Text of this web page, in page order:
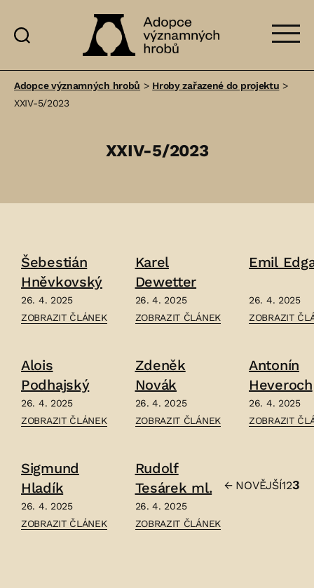
významných
Adopce významných hrobů > Hroby zařazené do projektu >
XXIV-5/2023
XXIV-5/2023
Šebestián
Hněvkovský
26. 4. 2025
ČLÁNEK:
–
ZOBRAZIT ČLÁNEK
Karel
Dewetter
26. 4. 2025
ČLÁNEK:
–
ZOBRAZIT ČLÁNEK
Emil
26. 4. 2025
ČLÁNEK:
–
ZOBRAZIT
Alois
Podhajský
26. 4. 2025
ČLÁNEK:
–
ZOBRAZIT ČLÁNEK
Zdeněk
Novák
26. 4. 2025
ČLÁNEK:
–
ZOBRAZIT ČLÁNEK
Antonín
Heveroch
26. 4. 2025
ČLÁNEK:
ZOBRAZIT
Sigmund
Hladík
26. 4. 2025
ČLÁNEK:
ZOBRAZIT ČLÁNEK
Rudolf
Tesárek ml.
26. 4. 2025
ČLÁNEK:
ZOBRAZIT ČLÁNEK
← NOVĚJŠÍ123